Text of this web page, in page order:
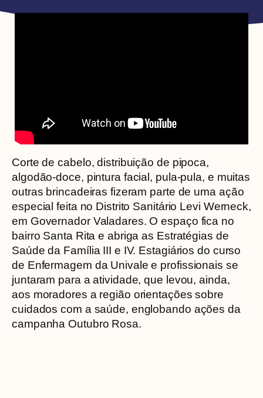
Corte de cabelo, distribuição de pipoca,
algodão-doce, pintura facial, pula-pula, e muitas
outras brincadeiras fizeram parte de uma ação
especial feita no Distrito Sanitário Levi Werneck,
em Governador Valadares. O espaço fica no
bairro Santa Rita e abriga as Estratégias de
Saúde da Família III e IV. Estagiários do curso
de Enfermagem da Univale e profissionais se
juntaram para a atividade, que levou, ainda,
aos moradores a região orientações sobre
cuidados com a saúde, englobando ações da
campanha Outubro Rosa.